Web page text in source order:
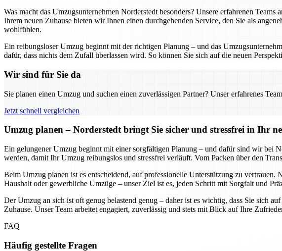
Was macht das Umzugsunternehmen Norderstedt besonders? Unsere erfahrenen
Ihrem neuen Zuhause bieten wir Ihnen einen durchgehenden Service, den Sie als
wohlfühlen.
Ein reibungsloser Umzug beginnt mit der richtigen Planung – und das
dafür, dass nichts dem Zufall überlassen wird. So können Sie sich auf die neuen
Wir sind für Sie da
Sie planen einen Umzug und suchen einen zuverlässigen Partner? Unser erfahrenes
Jetzt schnell vergleichen
Umzug planen – Norderstedt bringt Sie sicher und stressfrei in Ihr
Ein gelungener Umzug beginnt mit einer sorgfältigen Planung – und dafür sind wir bei
werden, damit Ihr Umzug reibungslos und stressfrei verläuft. Vom Packen über den
Beim Umzug planen ist es entscheidend, auf professionelle Unterstützung zu
Haushalt oder gewerbliche Umzüge – unser Ziel ist es, jeden Schritt mit Sorgfalt und
Der Umzug an sich ist oft genug belastend genug – daher ist es wichtig, dass Sie sich
Zuhause. Unser Team arbeitet engagiert, zuverlässig und stets mit Blick auf Ihre
FAQ
Häufig gestellte Fragen